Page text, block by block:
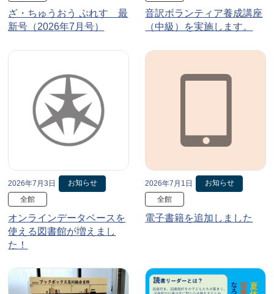
ざ・ちゅうおう ぷれす 最
新号（2026年7月号）
音訳ボランティア養成講座
（中級）を実施します。
2026年7月3日
お知らせ
全館
オンラインデータベースを
使える図書館が増えまし
た！
2026年7月1日
お知らせ
全館
電子書籍を追加しました